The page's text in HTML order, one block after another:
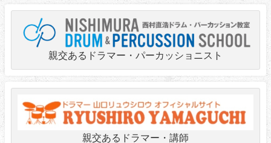
親交あるドラマー・パーカッショニスト
親交あるドラマー・講師